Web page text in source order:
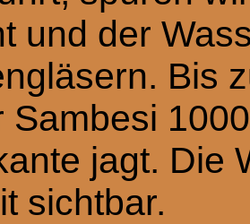
und der
Bis
Sambesi
jagt. Die
sichtbar.